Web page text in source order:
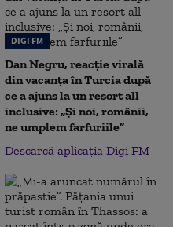
DIGI FM
Dan Negru, reacție virală
din vacanța în Turcia după
ce a ajuns la un resort all
inclusive: „Și noi, românii,
ne umplem farfuriile”
Descarcă aplicația Digi FM